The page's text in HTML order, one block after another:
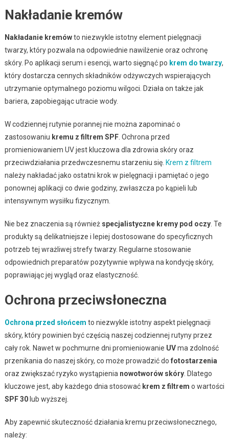
Nakładanie kremów
Nakładanie kremówto niezwykle istotny element pielęgnacji
twarzy, który pozwala na odpowiednie nawilżenie oraz ochronę
skóry. Po aplikacji serum i esencji, warto sięgnąć po krem do twarzy,
który dostarcza cennych składników odżywczych wspierających
utrzymanie optymalnego poziomu wilgoci. Działa on także jak
bariera, zapobiegając utracie wody.
W codziennej rutynie porannej nie można zapominać o
zastosowaniu kremu z filtrem SPF. Ochrona przed
promieniowaniem UV jest kluczowa dla zdrowia skóry oraz
przeciwdziałania przedwczesnemu starzeniu się. Krem z filtrem
należy nakładać jako ostatni krok w pielęgnacji i pamiętać o jego
ponownej aplikacji co dwie godziny, zwłaszcza po kąpieli lub
intensywnym wysiłku fizycznym.
Nie bez znaczenia są również specjalistyczne kremy pod oczy. Te
produkty są delikatniejsze i lepiej dostosowane do specyficznych
potrzeb tej wrażliwej strefy twarzy. Regularne stosowanie
odpowiednich preparatów pozytywnie wpływa na kondycję skóry,
poprawiając jej wygląd oraz elastyczność.
Ochrona przeciwsłoneczna
Ochrona przed słońcem to niezwykle istotny aspekt pielęgnacji
skóry, który powinien być częścią naszej codziennej rutyny przez
cały rok. Nawet w pochmurne dni promieniowanie UVma zdolność
przenikania do naszej skóry, co może prowadzić do fotostarzenia
oraz zwiększać ryzyko wystąpienia nowotworów skóry. Dlatego
kluczowe jest, aby każdego dnia stosować krem z filtrem o wartości
SPF 30lub wyższej.
Aby zapewnić skuteczność działania kremu przeciwsłonecznego,
należy: